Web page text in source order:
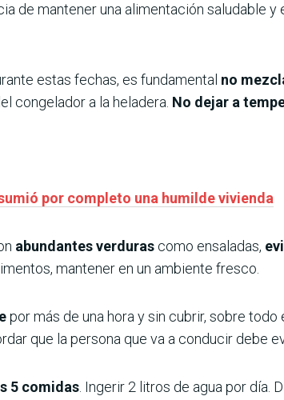
de mantener una alimentación saludable
estas fechas, es fundamental no
congelador a la heladera. No dejar a
por completo una humilde vivienda
abundantes verduras como ensaladas,
mantener en un ambiente fresco.
por más de una hora y sin cubrir, sobre todo
que la persona que va a conducir debe
5 comidas . Ingerir 2 litros de agua por día.